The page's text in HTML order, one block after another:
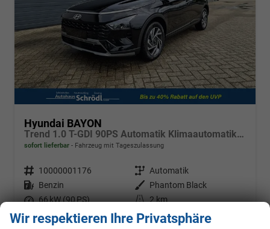
Hyundai BAYON
Trend 1.0 T-GDI 90PS Automatik Klimaautomatik Rückf.Kamera Parksensoren Sitzheizung Lenkradheizung Bluetooth Touchscreen Tempomat Apple CarPlay + Android Auto 16"LM
sofort lieferbar Fahrzeug mit Tageszulassung
Fahrzeugnr. 10000001176 Getriebe Automatik
Kraftstoff Benzin Außenfarbe Phantom Black
Leistung 66 kW (90 PS) Kilometerstand
2 km
04.06.2026
Wir respektieren Ihre Privatsphäre